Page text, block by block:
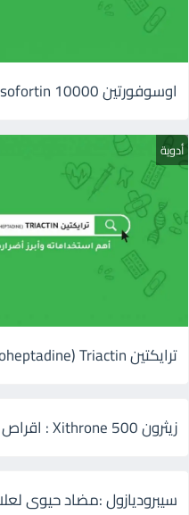
اوسوفورتين 10000 Ossofortin | فيتامين د أقراص
أدوية
ترايكتين Cyproheptadine) Triactin) فاتح للشهية لزيادة الوزن
زيثرون 500 Xithrone : اقراص مضاد حيوى للالتهابات
سيبروديازول :مضاد حيوى